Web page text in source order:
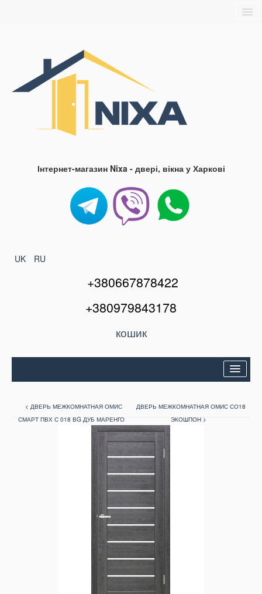
Блог
Інтернет-магазин Nixa - двері, вікна у Харкові
UK RU
+380667878422
+380979843178
кошик
Міжкімнатні двері
< ДВЕРЬ МЕЖКОМНАТНАЯ ОМИС
СМАРТ ПВХ С 018 ВG ДУБ МАРЕНГО
ДВЕРЬ МЕЖКОМНАТНАЯ ОМИС СО18
ЭКОШПОН >